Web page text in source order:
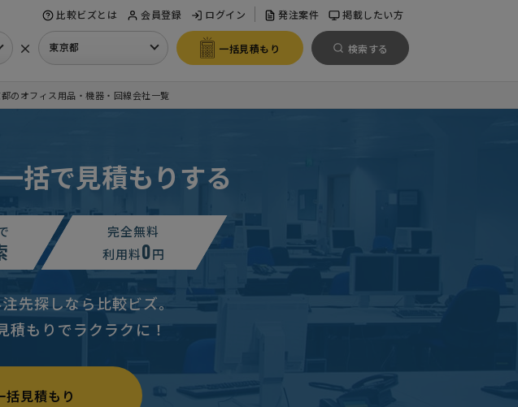
比較ビズとは 会員登録 ログイン 発注案件 掲載したい方
× 東京都 一括見積もり 検索する
都のオフィス用品・機器・回線会社一覧
括で見積もりする
完全無料
利用料0円
先探しなら比較ビズ。
もりでラクラクに！
括見積もり
東京都
上限なし